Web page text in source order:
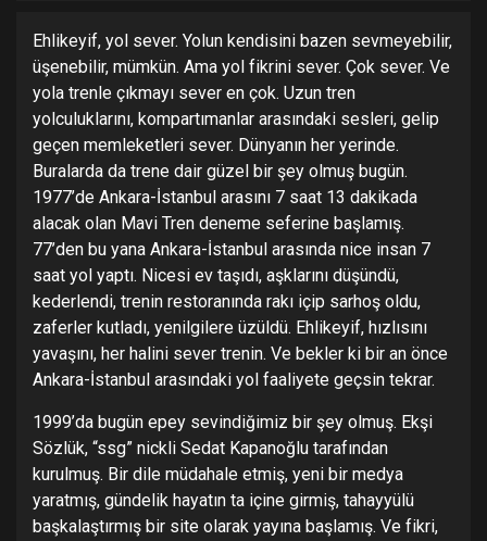
Ehlikeyif, yol sever. Yolun kendisini bazen sevmeyebilir,
üşenebilir, mümkün. Ama yol fikrini sever. Çok sever. Ve
yola trenle çıkmayı sever en çok. Uzun tren
yolculuklarını, kompartımanlar arasındaki sesleri, gelip
geçen memleketleri sever. Dünyanın her yerinde.
Buralarda da trene dair güzel bir şey olmuş bugün.
1977’de Ankara-İstanbul arasını 7 saat 13 dakikada
alacak olan Mavi Tren deneme seferine başlamış.
77’den bu yana Ankara-İstanbul arasında nice insan 7
saat yol yaptı. Nicesi ev taşıdı, aşklarını düşündü,
kederlendi, trenin restoranında rakı içip sarhoş oldu,
zaferler kutladı, yenilgilere üzüldü. Ehlikeyif, hızlısını
yavaşını, her halini sever trenin. Ve bekler ki bir an önce
Ankara-İstanbul arasındaki yol faaliyete geçsin tekrar.
1999’da bugün epey sevindiğimiz bir şey olmuş. Ekşi
Sözlük, “ssg” nickli Sedat Kapanoğlu tarafından
kurulmuş. Bir dile müdahale etmiş, yeni bir medya
yaratmış, gündelik hayatın ta içine girmiş, tahayyülü
başkalaştırmış bir site olarak yayına başlamış. Ve fikri,